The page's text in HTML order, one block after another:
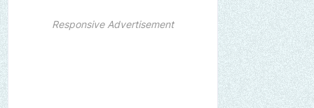
Responsive Advertisement